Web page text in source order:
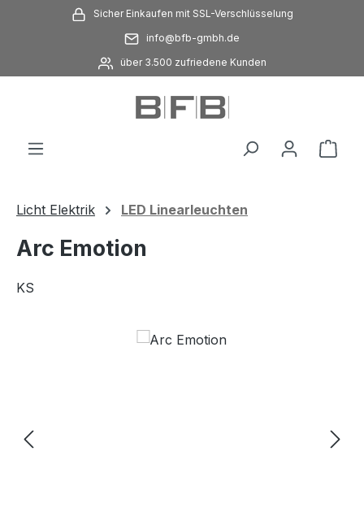
Zum Hauptinhalt springenSicher Einkaufen mit SSL-Verschlüsselung
info@bfb-gmbh.de
über 3.500 zufriedene Kunden
Licht Elektrik LED Linearleuchten
Arc Emotion
KS